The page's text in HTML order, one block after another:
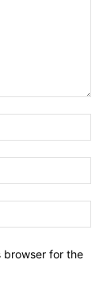
browser for the